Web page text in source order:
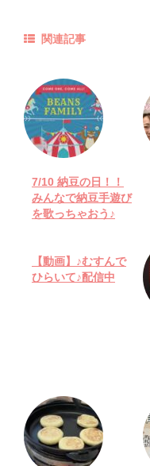
関連記事
7/10 納豆の日！！
みんなで納豆手遊び
を歌っちゃおう♪
【動画】♪むすんで
ひらいて♪配信中